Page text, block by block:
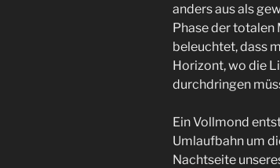
anders aus als
Phase der
beleuchtet, dass
Horizont, wo die
durchdringen
Ein Vollmond
Umlaufbahn um
Nachtseite